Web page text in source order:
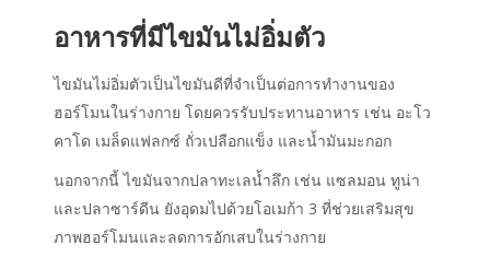
อาหารที่มีไขมันไม่อิ่มตัว
ไขมันไม่อิ่มตัวเป็นไขมันดีที่จำเป็นต่อการทำงานของ
ฮอร์โมนในร่างกาย โดยควรรับประทานอาหาร เช่น อะโว
คาโด เมล็ดแฟลกซ์ ถั่วเปลือกแข็ง และน้ำมันมะกอก
นอกจากนี้ ไขมันจากปลาทะเลน้ำลึก เช่น แซลมอน ทูน่า
และปลาซาร์ดีน ยังอุดมไปด้วยโอเมก้า 3 ที่ช่วยเสริมสุข
ภาพฮอร์โมนและลดการอักเสบในร่างกาย